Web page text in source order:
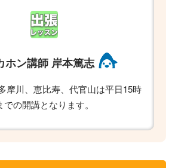
ホン講師 岸本篤志
摩川、恵比寿、代官山は平日15時
での開講となります。